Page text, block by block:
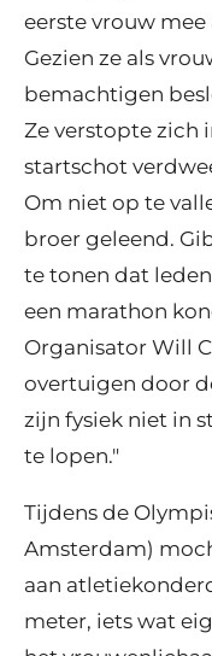
eerste vrouw
Gezien ze als
bemachtigen
Ze verstopte zich
startschot
Om niet op te
broer geleend.
te tonen dat leden
een marathon
Organisator Will
overtuigen door
zijn fysiek niet in
te lopen."
Tijdens de
Amsterdam)
aan
meter, iets wat